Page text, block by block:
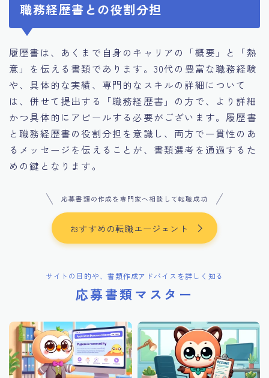
職務経歴書との役割分担
履歴書は、あくまで自身のキャリアの「概要」と「熱
意」を伝える書類であります。30代の豊富な職務経験
や、具体的な実績、専門的なスキルの詳細について
は、併せて提出する「職務経歴書」の方で、より詳細
かつ具体的にアピールする必要がございます。履歴書
と職務経歴書の役割分担を意識し、両方で一貫性のあ
るメッセージを伝えることが、書類選考を通過するた
めの鍵となります。
応募書類の作成を専門家へ相談して転職成功
おすすめの転職エージェント
サイトの目的や、書類作成アドバイスを詳しく知る
応募書類マスター